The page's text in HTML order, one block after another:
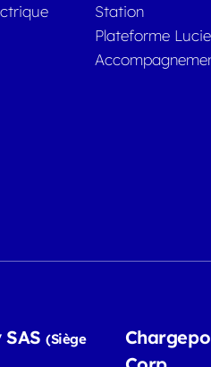
Station
Plateforme Lucie
SAS(Siège